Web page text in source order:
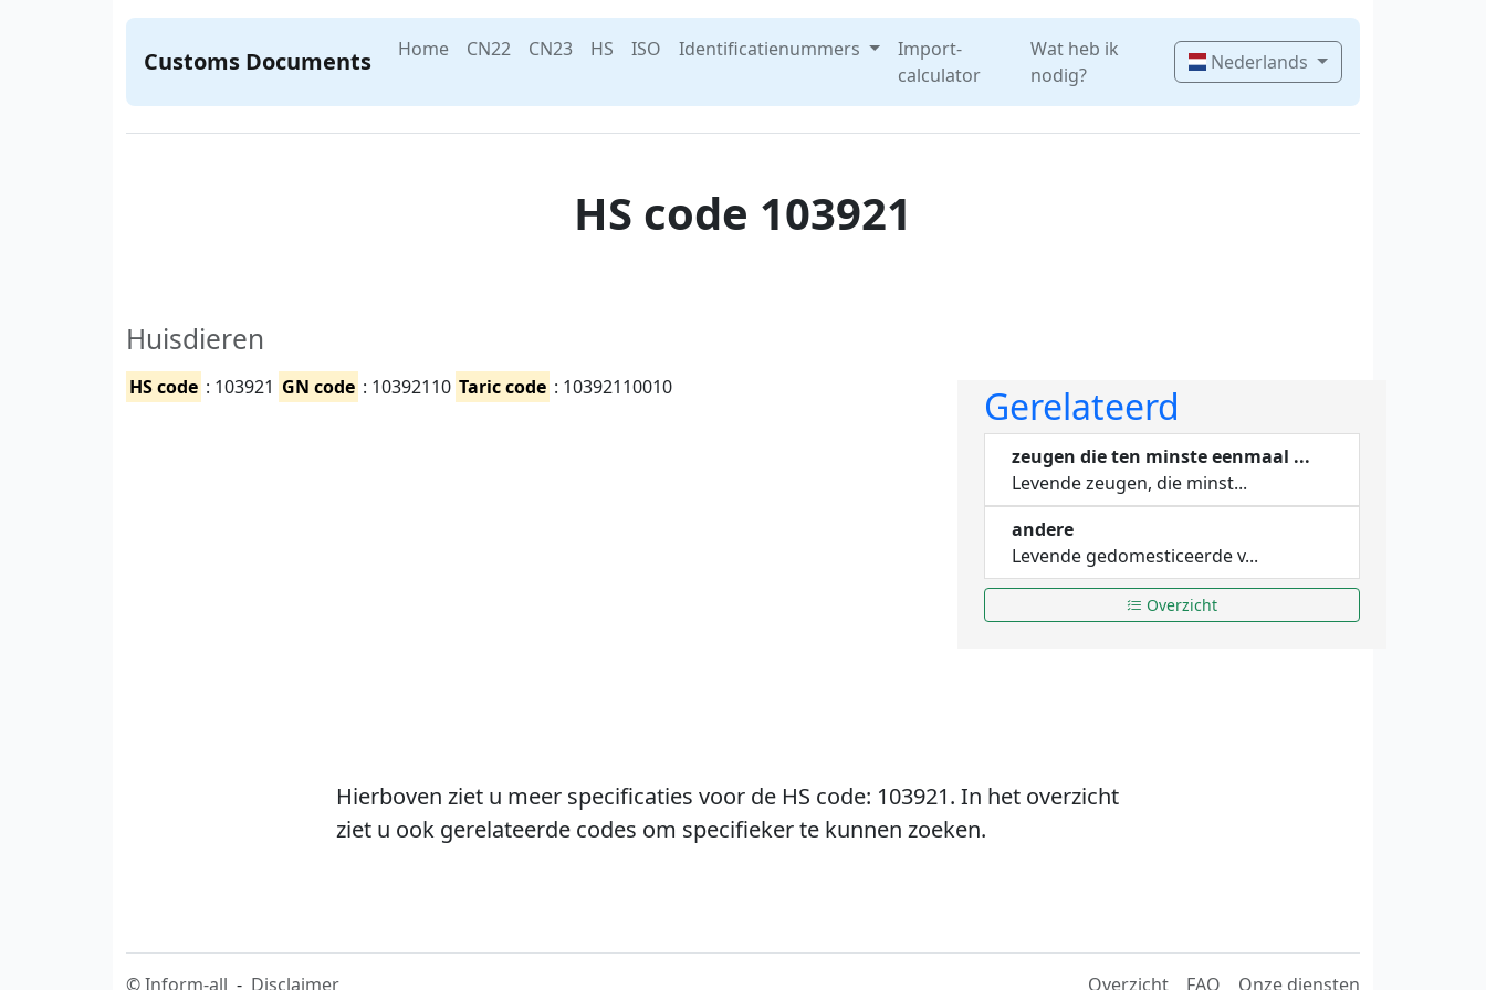
Customs Documents Home CN22 CN23 HS ISO Identificatienummers
Import-
calculator
Wat heb ik
nodig?
Nederlands
HS code 103921
Huisdieren
HS code : 103921 GN code : 10392110 Taric code : 10392110010 Gerelateerd
zeugen die ten minste eenmaal ...
Levende zeugen, die minst...
andere
Levende gedomesticeerde v...
Overzicht
Hierboven ziet u meer specificaties voor de HS code: 103921. In het overzicht
ziet u ook gerelateerde codes om specifieker te kunnen zoeken.
©Inform-all - Disclaimer Overzicht FAQ Onze diensten